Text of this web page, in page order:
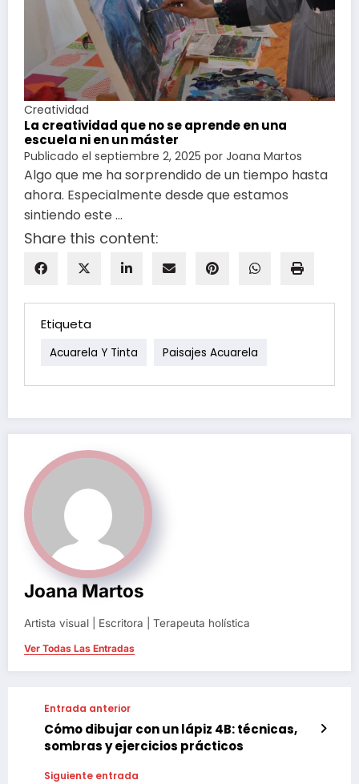
Creatividad
La creatividad que no se aprende en una
escuela ni en un máster
Publicado el septiembre 2, 2025 por Joana Martos
Algo que me ha sorprendido de un tiempo hasta
ahora. Especialmente desde que estamos
sintiendo este …
Share this content:
Etiqueta
Acuarela Y Tinta Paisajes Acuarela
Joana Martos
Artista visual | Escritora | Terapeuta holística
Ver Todas Las Entradas
Entrada anterior
Cómo dibujar con un lápiz 4B: técnicas,
sombras y ejercicios prácticos
Siguiente entrada